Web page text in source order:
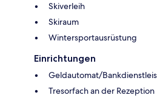
Skiverleih
Skiraum
Wintersportausrüstung
Einrichtungen
Geldautomat/
Tresorfach an der Rezeption